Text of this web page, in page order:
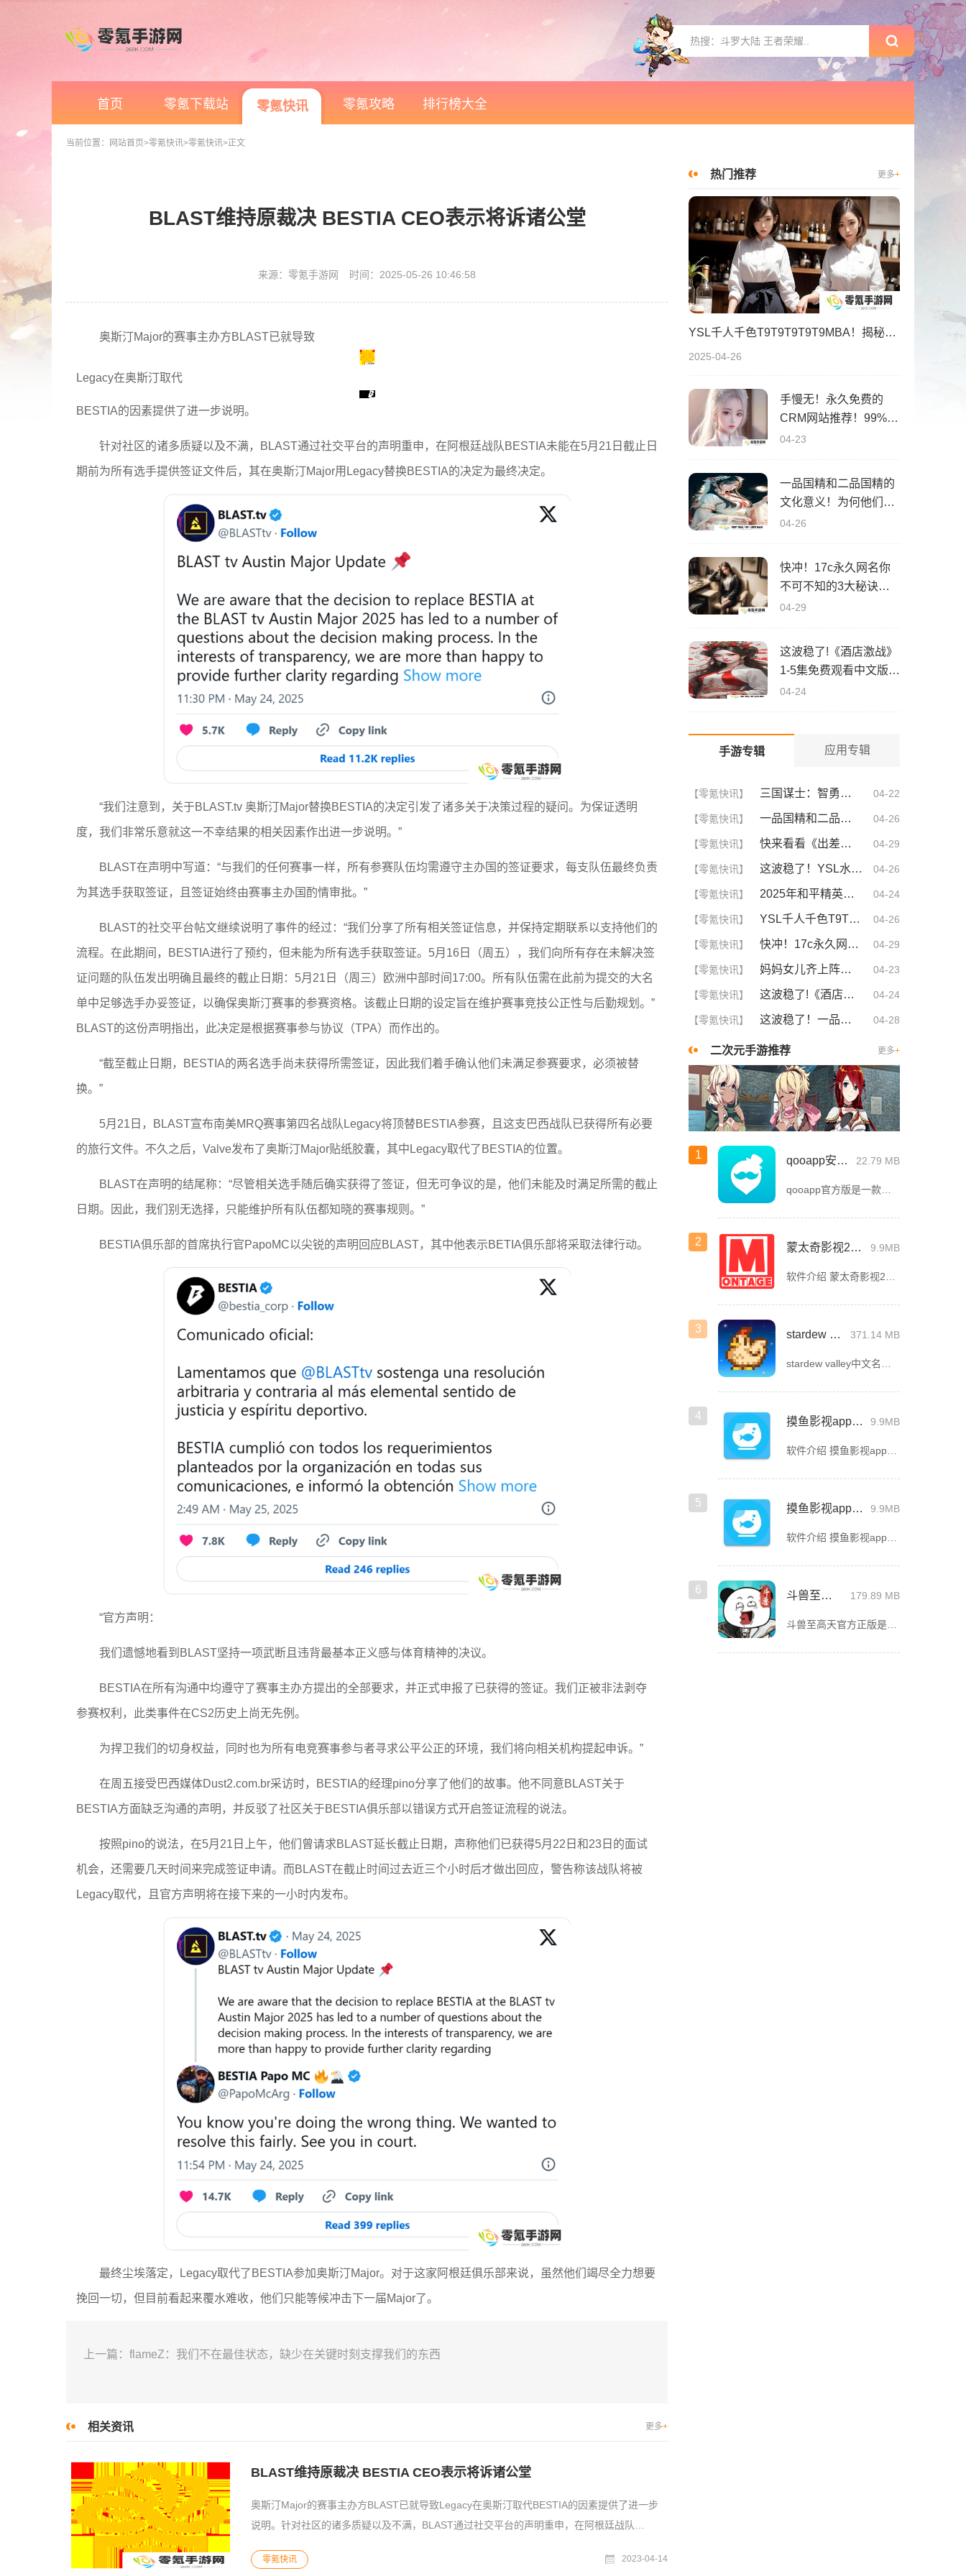
首页 零氪下载站 零氪快讯 零氪攻略 排行榜大全
当前位置： 网站首页>零氪快讯>零氪快讯>正文
BLAST维持原裁决 BESTIA CEO表示将诉诸公堂
来源：零氪手游网 时间：2025-05-26 10:46:58
奥斯汀Major的赛事主办方BLAST已就导致
Legacy在奥斯汀取代
BESTIA的因素提供了进一步说明。
针对社区的诸多质疑以及不满，BLAST通过社交平台的声明重申，在阿根廷战队BESTIA未能在5月21日截止日
期前为所有选手提供签证文件后，其在奥斯汀Major用Legacy替换BESTIA的决定为最终决定。
“我们注意到，关于BLAST.tv 奥斯汀Major替换BESTIA的决定引发了诸多关于决策过程的疑问。为保证透明
度，我们非常乐意就这一不幸结果的相关因素作出进一步说明。”
BLAST在声明中写道：“与我们的任何赛事一样，所有参赛队伍均需遵守主办国的签证要求，每支队伍最终负责
为其选手获取签证，且签证始终由赛事主办国酌情审批。”
BLAST的社交平台帖文继续说明了事件的经过：“我们分享了所有相关签证信息，并保持定期联系以支持他们的
流程。在此期间，BESTIA进行了预约，但未能为所有选手获取签证。5月16日（周五），我们向所有存在未解决签
证问题的队伍发出明确且最终的截止日期：5月21日（周三）欧洲中部时间17:00。所有队伍需在此前为提交的大名
单中足够选手办妥签证，以确保奥斯汀赛事的参赛资格。该截止日期的设定旨在维护赛事竞技公正性与后勤规划。”
BLAST的这份声明指出，此决定是根据赛事参与协议（TPA）而作出的。
“截至截止日期，BESTIA的两名选手尚未获得所需签证，因此我们着手确认他们未满足参赛要求，必须被替
换。”
5月21日，BLAST宣布南美MRQ赛事第四名战队Legacy将顶替BESTIA参赛，且这支巴西战队已获得所有必要
的旅行文件。不久之后，Valve发布了奥斯汀Major贴纸胶囊，其中Legacy取代了BESTIA的位置。
BLAST在声明的结尾称：“尽管相关选手随后确实获得了签证，但无可争议的是，他们未能及时满足所需的截止
日期。因此，我们别无选择，只能维护所有队伍都知晓的赛事规则。”
BESTIA俱乐部的首席执行官PapoMC以尖锐的声明回应BLAST，其中他表示BETIA俱乐部将采取法律行动。
“官方声明：
我们遗憾地看到BLAST坚持一项武断且违背最基本正义感与体育精神的决议。
BESTIA在所有沟通中均遵守了赛事主办方提出的全部要求，并正式申报了已获得的签证。我们正被非法剥夺
参赛权利，此类事件在CS2历史上尚无先例。
为捍卫我们的切身权益，同时也为所有电竞赛事参与者寻求公平公正的环境，我们将向相关机构提起申诉。”
在周五接受巴西媒体Dust2.com.br采访时，BESTIA的经理pino分享了他们的故事。他不同意BLAST关于
BESTIA方面缺乏沟通的声明，并反驳了社区关于BESTIA俱乐部以错误方式开启签证流程的说法。
按照pino的说法，在5月21日上午，他们曾请求BLAST延长截止日期，声称他们已获得5月22日和23日的面试
机会，还需要几天时间来完成签证申请。而BLAST在截止时间过去近三个小时后才做出回应，警告称该战队将被
Legacy取代，且官方声明将在接下来的一小时内发布。
最终尘埃落定，Legacy取代了BESTIA参加奥斯汀Major。对于这家阿根廷俱乐部来说，虽然他们竭尽全力想要
挽回一切，但目前看起来覆水难收，他们只能等候冲击下一届Major了。
上一篇：flameZ：我们不在最佳状态，缺少在关键时刻支撑我们的东西
相关资讯 更多+
BLAST维持原裁决 BESTIA CEO表示将诉诸公堂
奥斯汀Major的赛事主办方BLAST已就导致Legacy在奥斯汀取代BESTIA的因素提供了进一步
说明。针对社区的诸多质疑以及不满，BLAST通过社交平台的声明重申，在阿根廷战队
零氪快讯 2023-04-14
热门推荐 更多+
YSL千人千色T9T9T9T9T9MBA！揭秘背后的设计秘密，难怪网友都在疯传！
2025-04-26
手慢无！永久免费的
CRM网站推荐！99%的
人都不知道的隐藏宝
04-23
一品国精和二品国精的
文化意义！为何他们如
此独特？你绝对不知道
04-26
快冲！17c永久网名你
不可不知的3大秘诀！|
成为网名大神的终极指
04-29
这波稳了!《酒店激战》
1-5集免费观看中文版，
网友疯狂推荐！
04-24
手游专辑 应用专辑
【零氪快讯】 三国谋士：智勇双全的幕后英雄 04-22
【零氪快讯】 一品国精和二品国精的文化意义！为何他们如此独特？你绝对不知道的深层背景 04-26
【零氪快讯】 快来看看《出差的日子》叶爱背后的深刻故事！竟然让人泪崩的原因 04-29
【零氪快讯】 这波稳了！YSL水蜜桃86满十八和88区别，背后暗藏的秘密你知道吗？ 04-26
【零氪快讯】 2025年和平精英CDKEY兑换码领取方法及使用技巧 04-24
【零氪快讯】 YSL千人千色T9T9T9T9T9MBA！揭秘背后的设计秘密，难怪网友都在疯传！ 04-26
【零氪快讯】 快冲！17c永久网名你不可不知的3大秘诀！| 成为网名大神的终极指南 04-29
【零氪快讯】 妈妈女儿齐上阵！这5大策略让你们关系更亲密，感情升温不可挡！ 04-23
【零氪快讯】 这波稳了!《酒店激战》1-5集免费观看中文版，网友疯狂推荐！ 04-24
【零氪快讯】 这波稳了！一品国精和二品国精的文化意义深度解析！谁懂啊 04-28
二次元手游推荐 更多+
1 qooapp安卓版 22.79 MB
2 蒙太奇影视2025最新版本下载 9.9MB
3 stardew valley手机版 371.14 MB
4 摸鱼影视app官方版下载安装 9.9MB
5 摸鱼影视app最新版下载 9.9MB
6 斗兽至高天 179.89 MB